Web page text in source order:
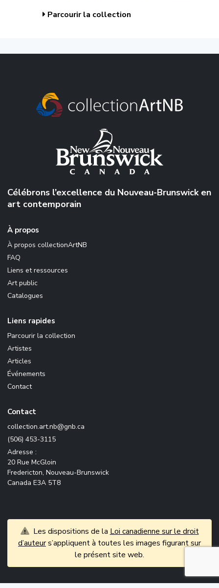
Parcourir la collection
Célébrons l’excellence du Nouveau-Brunswick en
art contemporain
À propos
À propos collectionArtNB
FAQ
Liens et ressources
Art public
Catalogues
Liens rapides
Parcourir la collection
Artistes
Articles
Événements
Contact
Contact
ac.bng@bn.tra.noitcelloc
(506) 453-3115
Adresse :
20 Rue McGloin
Fredericton, Nouveau-Brunswick
Canada E3A 5T8
Les dispositions de la Loi canadienne sur le droit
d’auteurs’appliquent à toutes les images figurant sur
le présent site web.